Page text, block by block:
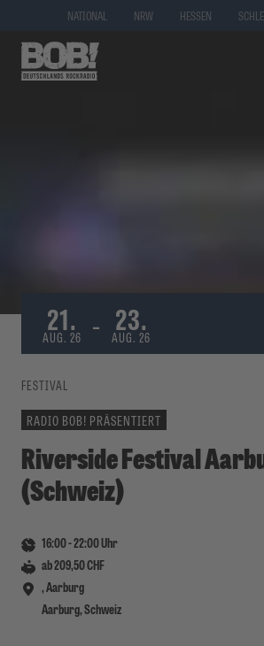
NATIONAL NRW HESSEN
21.
AUG. 26 - 23.
AUG. 26
FESTIVAL
RADIO BOB! PRÄSENTIERT
Riverside Festival
(Schweiz)
16:00-22:00Uhr
ab 209,50 CHF
, Aarburg
Aarburg, Schweiz